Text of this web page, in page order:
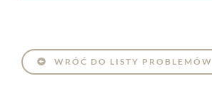
WRÓĆ DO LISTY PROBLEMÓW